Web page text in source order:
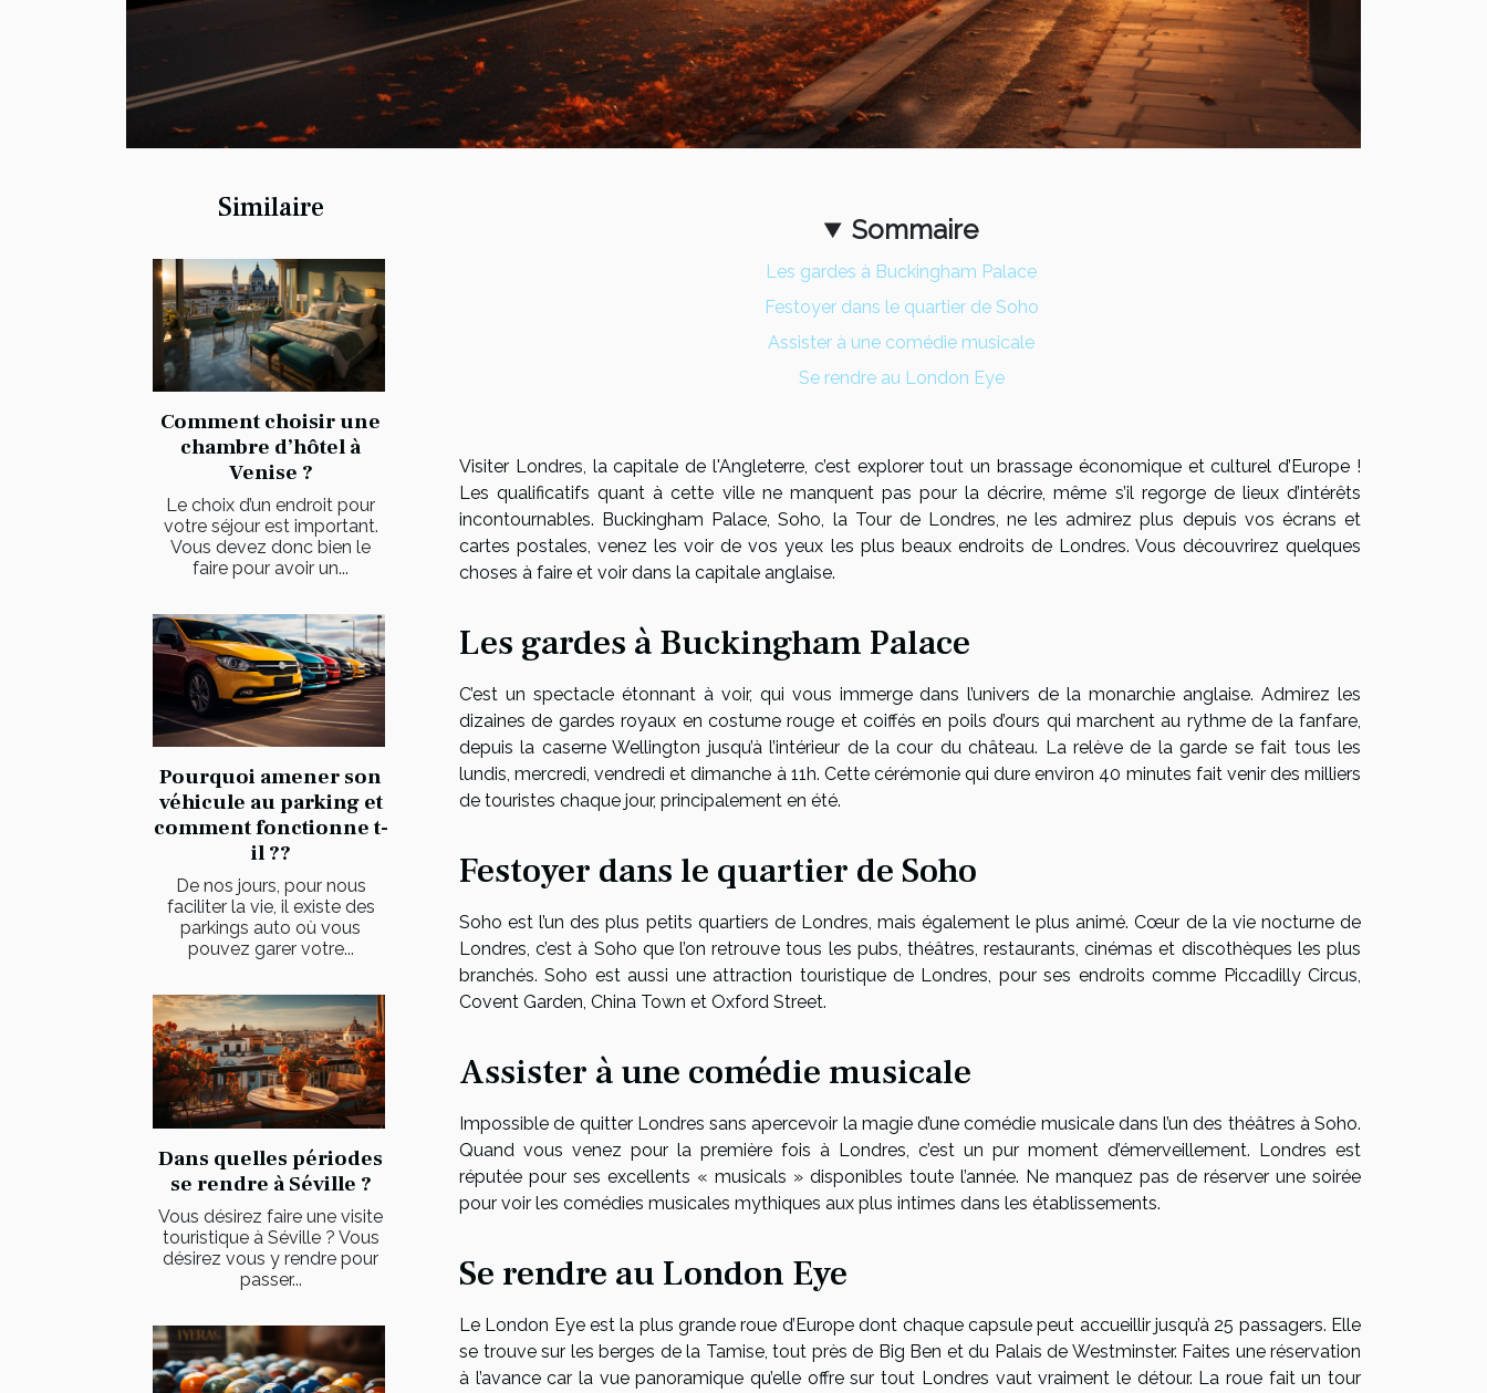
Similaire
Comment choisir une
chambre d’hôtel à
Venise ?
Le choix d’un endroit pour
votre séjour est important.
Vous devez donc bien le
faire pour avoir un...
Pourquoi amener son
véhicule au parking et
comment fonctionne t-
il ??
De nos jours, pour nous
faciliter la vie, il existe des
parkings auto où vous
pouvez garer votre...
Dans quelles périodes
se rendre à Séville ?
Vous désirez faire une visite
touristique à Séville ? Vous
désirez vous y rendre pour
passer...
Sommaire
Les gardes à Buckingham Palace
Festoyer dans le quartier de Soho
Assister à une comédie musicale
Se rendre au London Eye
Visiter Londres, la capitale de l'Angleterre, c’est explorer tout un brassage économique et culturel d’Europe !
Les qualificatifs quant à cette ville ne manquent pas pour la décrire, même s’il regorge de lieux d’intérêts
incontournables. Buckingham Palace, Soho, la Tour de Londres, ne les admirez plus depuis vos écrans et
cartes postales, venez les voir de vos yeux les plus beaux endroits de Londres. Vous découvrirez quelques
choses à faire et voir dans la capitale anglaise.
Les gardes à Buckingham Palace
C’est un spectacle étonnant à voir, qui vous immerge dans l’univers de la monarchie anglaise. Admirez les
dizaines de gardes royaux en costume rouge et coiffés en poils d’ours qui marchent au rythme de la fanfare,
depuis la caserne Wellington jusqu’à l’intérieur de la cour du château. La relève de la garde se fait tous les
lundis, mercredi, vendredi et dimanche à 11h. Cette cérémonie qui dure environ 40 minutes fait venir des milliers
de touristes chaque jour, principalement en été.
Festoyer dans le quartier de Soho
Soho est l’un des plus petits quartiers de Londres, mais également le plus animé. Cœur de la vie nocturne de
Londres, c’est à Soho que l’on retrouve tous les pubs, théâtres, restaurants, cinémas et discothèques les plus
branchés. Soho est aussi une attraction touristique de Londres, pour ses endroits comme Piccadilly Circus,
Covent Garden, China Town et Oxford Street.
Assister à une comédie musicale
Impossible de quitter Londres sans apercevoir la magie d’une comédie musicale dans l’un des théâtres à Soho.
Quand vous venez pour la première fois à Londres, c’est un pur moment d’émerveillement. Londres est
réputée pour ses excellents « musicals » disponibles toute l’année. Ne manquez pas de réserver une soirée
pour voir les comédies musicales mythiques aux plus intimes dans les établissements.
Se rendre au London Eye
Le London Eye est la plus grande roue d’Europe dont chaque capsule peut accueillir jusqu’à 25 passagers. Elle
se trouve sur les berges de la Tamise, tout près de Big Ben et du Palais de Westminster. Faites une réservation
à l’avance car la vue panoramique qu’elle offre sur tout Londres vaut vraiment le détour. La roue fait un tour